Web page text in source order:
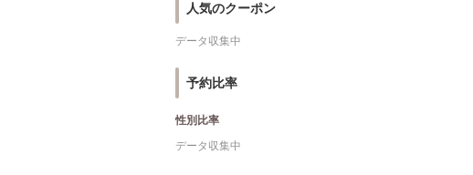
人気のクーポン
データ収集中
予約比率
性別比率
データ収集中